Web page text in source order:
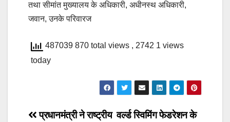
तथा सीमांत मुख्यालय के अधिकारी, अधीनस्थ अधिकारी,
जवान, उनके परिवारज
487039 870 total views , 2742 1 views
today
वर्ल्ड स्विमिंग फेडरेशन के
प्रधानमंत्री ने राष्ट्रीय